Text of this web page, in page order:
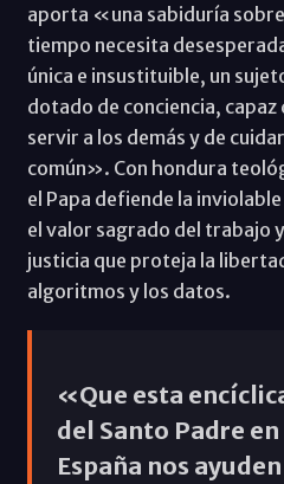
aporta «una sabiduría
tiempo necesita
única e insustituible, un
dotado de conciencia, capaz
servir a los demás y de
común». Con hondura
el Papa defiende la
el valor sagrado del trabajo
justicia que proteja la
algoritmos y los datos.
«Que esta encíclica y los discursos
del Santo Padre
España nos